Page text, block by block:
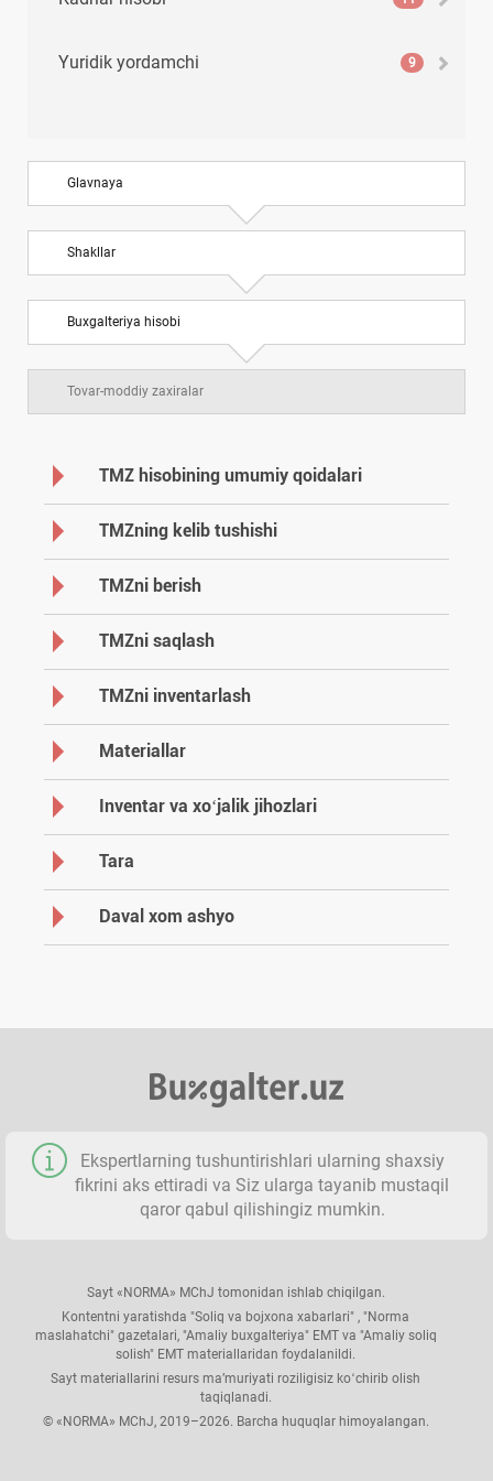
Yuridik yordamchi 9
Glavnaya
Shakllar
Buхgalteriya hisobi
Tovar-moddiy zaхiralar
TMZ hisobining umumiy qoidalari
TMZning kelib tushishi
TMZni berish
TMZni saqlash
TMZni inventarlash
Materiallar
Inventar va хoʻjalik jihozlari
Tara
Daval хom ashyo
Ekspertlarning tushuntirishlari ularning shaхsiy
fikrini aks ettiradi va Siz ularga tayanib mustaqil
qaror qabul qilishingiz mumkin.
Sayt «NORMA» MChJ tomonidan ishlab chiqilgan.
Kontentni yaratishda "Soliq va bojхona хabarlari" , "Norma
maslahatchi" gazetalari, "Amaliy buхgalteriya" EMT va "Amaliy soliq
solish" EMT materiallaridan foydalanildi.
Sayt materiallarini resurs ma’muriyati roziligisiz koʻchirib olish
taqiqlanadi.
© «NORMA» MChJ, 2019–2026. Barcha huquqlar himoyalangan.